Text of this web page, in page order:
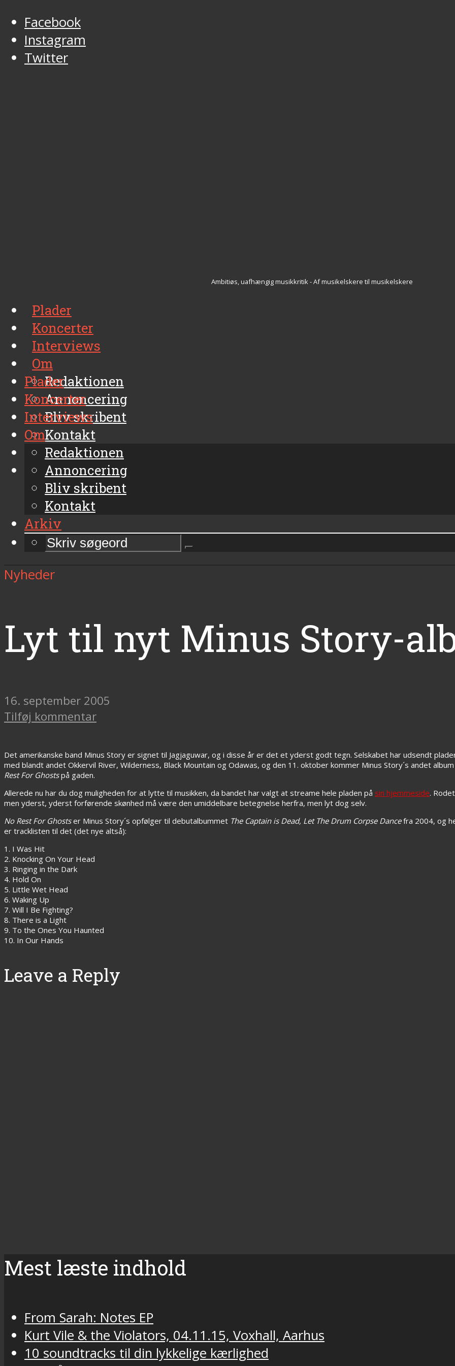
Facebook
Instagram
Twitter
Ambitiøs, uafhængig musikkritik - Af musikelskere til musikelskere
Plader
Koncerter
Interviews
Om
Redaktionen
Annoncering
Bliv skribent
Kontakt
Arkiv
Plader
Koncerter
Interviews
Om
Redaktionen
Annoncering
Bliv skribent
Kontakt
Arkiv
Nyheder
Lyt til nyt Minus Story-
16. september 2005
Tilføj kommentar
Det amerikanske band Minus Story er signet til Jagjaguwar, og i disse år er det et yderst godt tegn. Selskabet har udsendt
med blandt andet Okkervil River, Wilderness, Black Mountain og Odawas, og den 11. oktober kommer Minus Story´s andet
Rest For Ghostspå gaden.
Allerede nu har du dog muligheden for at lytte til musikken, da bandet har valgt at streame hele pladen på sin hjemmeside.
men yderst, yderst forførende skønhed må være den umiddelbare betegnelse herfra, men lyt dog selv.
No Rest For Ghostser Minus Story´s opfølger til debutalbummet The Captain is Dead, Let The Drum Corpse Dancefra 2004, og
er tracklisten til det (det nye altså):
1. I Was Hit
2. Knocking On Your Head
3. Ringing in the Dark
4. Hold On
5. Little Wet Head
6. Waking Up
7. Will I Be Fighting?
8. There is a Light
9. To the Ones You Haunted
10. In Our Hands
Leave a Reply
Mest læste indhold
From Sarah: Notes EP
Kurt Vile & the Violators, 04.11.15, Voxhall, Aarhus
10 soundtracks til din lykkelige kærlighed